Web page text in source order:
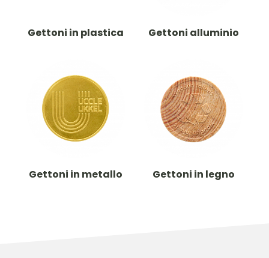
Gettoni in plastica Gettoni alluminio
Gettoni in metallo Gettoni in legno